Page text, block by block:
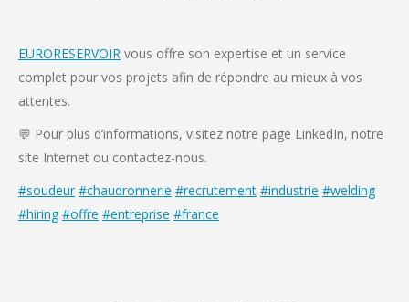
EURORESERVOIR vous offre son expertise et un service
complet pour vos projets afin de répondre au mieux à vos
attentes.
💬 Pour plus d’informations, visitez notre page LinkedIn, notre
site Internet ou contactez-nous.
#soudeur #chaudronnerie #recrutement #industrie #welding
#hiring #offre #entreprise #france